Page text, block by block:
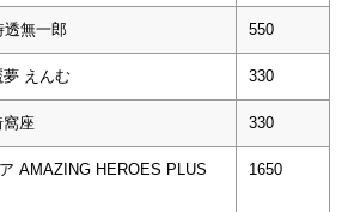
透無一郎 550
えんむ 330
窩座 330
AMAZING HEROES PLUS
1650